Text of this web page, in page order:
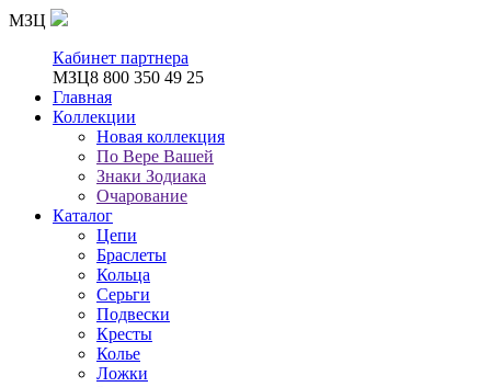
МЗЦ
Кабинет партнера
МЗЦ8 800 350 49 25
Главная
Коллекции
Новая коллекция
По Вере Вашей
Знаки Зодиака
Очарование
Каталог
Цепи
Браслеты
Кольца
Серьги
Подвески
Кресты
Колье
Ложки